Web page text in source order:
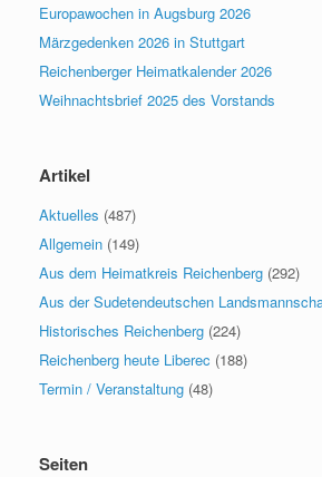
Europawochen in Augsburg 2026
Märzgedenken 2026 in Stuttgart
Reichenberger Heimatkalender 2026
Weihnachtsbrief 2025 des Vorstands
Artikel
Aktuelles (487)
Allgemein (149)
Aus dem Heimatkreis Reichenberg (292)
Aus der Sudetendeutschen
Historisches Reichenberg (224)
Reichenberg heute Liberec (188)
Termin / Veranstaltung (48)
Seiten